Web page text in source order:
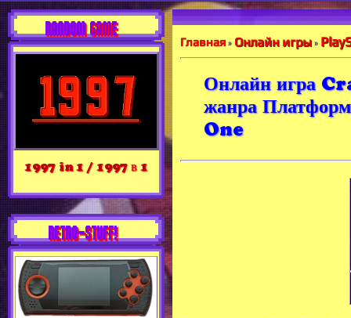
RANDOM GAME
1997 in 1 / 1997 в 1
RETRO-STUFF!
Главная » Онлайн игры »
Онлайн игра
жанра
One